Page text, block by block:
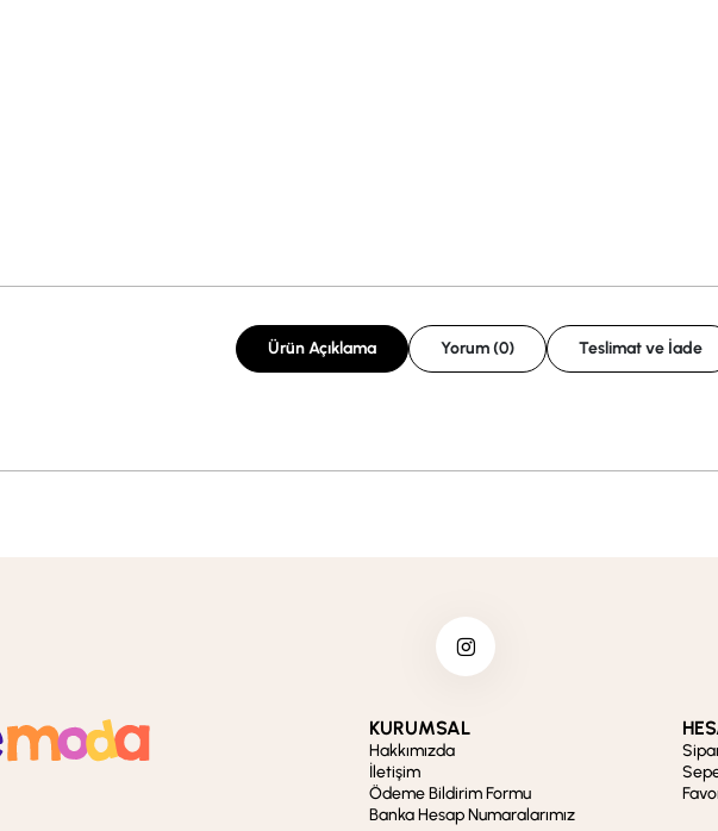
Ürün Açıklama Yorum (0) Teslimat ve İade
KURUMSAL
Hakkımızda
İletişim
Ödeme Bildirim Formu
Banka Hesap Numaralarımız